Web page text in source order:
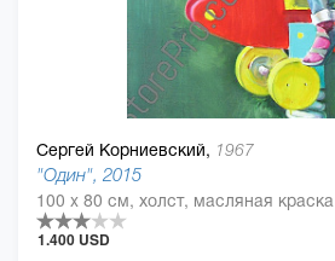
Сергей Корниевский, 1967
"Один", 2015
100 x 80 см, холст, масляная краска
1.400 USD